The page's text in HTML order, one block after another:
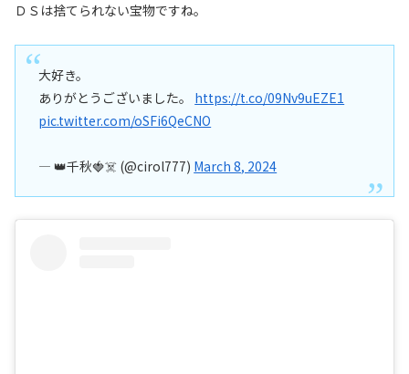
ＤＳは捨てられない宝物ですね。
大好き。
ありがとうございました。 https://t.co/09Nv9uEZE1
pic.twitter.com/oSFi6QeCNO
— 👑千秋🍓☠️ (@cirol777) March 8, 2024